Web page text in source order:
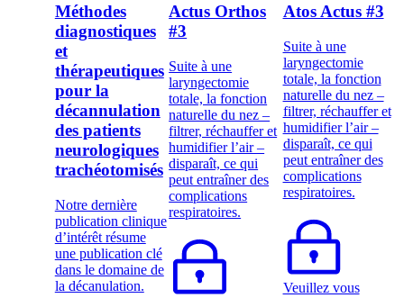
Méthodes
diagnostiques
et
thérapeutiques
pour la
décannulation
des patients
neurologiques
trachéotomisés
Notre dernière
publication clinique
d’intérêt résume
une publication clé
dans le domaine de
la décanulation.
Actus Orthos
#3
Suite à une
laryngectomie
totale, la fonction
naturelle du nez –
filtrer, réchauffer et
humidifier l’air –
disparaît, ce qui
peut entraîner des
complications
respiratoires.
Atos Actus #3
Suite à une
laryngectomie
totale, la fonction
naturelle du nez –
filtrer, réchauffer et
humidifier l’air –
disparaît, ce qui
peut entraîner des
complications
respiratoires.
Veuillez vous